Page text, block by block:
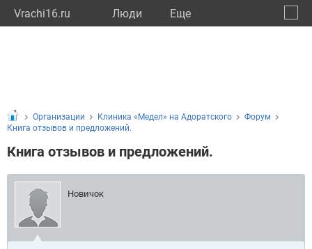
Vrachi16.ru Люди Eще
Организации Клиника «Медел» на Адоратского
Форум
Книга отзывов и предложений.
Книга отзывов и предложений.
Новичок